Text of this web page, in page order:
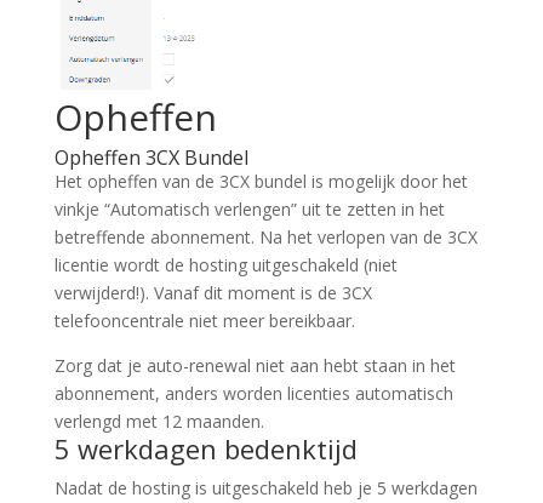
Opheffen
Opheffen 3CX Bundel
Het opheffen van de 3CX bundel is mogelijk door het
vinkje “Automatisch verlengen” uit te zetten in het
betreffende abonnement. Na het verlopen van de 3CX
licentie wordt de hosting uitgeschakeld (niet
verwijderd!). Vanaf dit moment is de 3CX
telefooncentrale niet meer bereikbaar.
Zorg dat je auto-renewal niet aan hebt staan in het
abonnement, anders worden licenties automatisch
verlengd met 12 maanden.
5 werkdagen bedenktijd
Nadat de hosting is uitgeschakeld heb je 5 werkdagen